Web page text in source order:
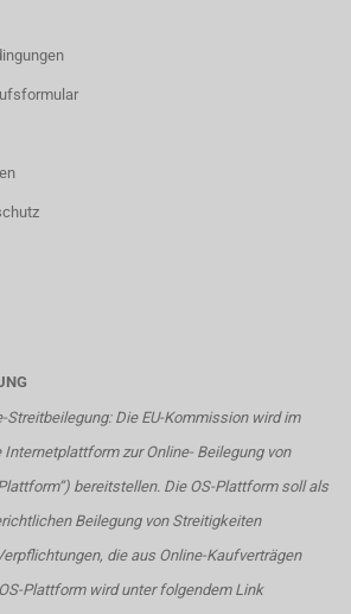
Streitbeilegung: Die EU-Kommission wird im
Internetplattform zur Online- Beilegung von
bereitstellen. Die OS-Plattform soll als
Beilegung von Streitigkeiten
die aus Online-Kaufverträgen
Plattform wird unter folgendem Link